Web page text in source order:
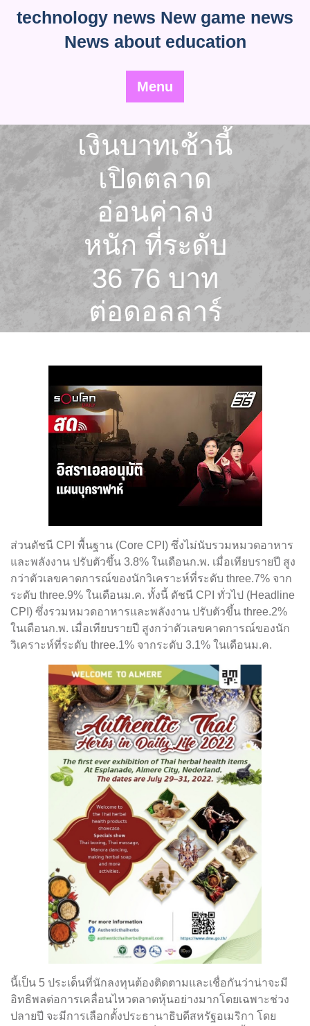
technology news New game news
News about education
Menu
เงินบาทเช้านี้
เปิดตลาด
อ่อนค่าลง
หนัก ที่ระดับ
36 76 บาท
ต่อดอลลาร์
ส่วนดัชนี CPI พื้นฐาน (Core CPI) ซึ่งไม่นับรวมหมวดอาหาร
และพลังงาน ปรับตัวขึ้น 3.8% ในเดือนก.พ. เมื่อเทียบรายปี สูง
กว่าตัวเลขคาดการณ์ของนักวิเคราะห์ที่ระดับ three.7% จาก
ระดับ three.9% ในเดือนม.ค. ทั้งนี้ ดัชนี CPI ทั่วไป (Headline
CPI) ซึ่งรวมหมวดอาหารและพลังงาน ปรับตัวขึ้น three.2%
ในเดือนก.พ. เมื่อเทียบรายปี สูงกว่าตัวเลขคาดการณ์ของนัก
วิเคราะห์ที่ระดับ three.1% จากระดับ 3.1% ในเดือนม.ค.
นี้เป็น 5 ประเด็นที่นักลงทุนต้องติดตามและเชื่อกันว่าน่าจะมี
อิทธิพลต่อการเคลื่อนไหวตลาดหุ้นอย่างมากโดยเฉพาะช่วง
ปลายปี จะมีการเลือกตั้งประธานาธิบดีสหรัฐอเมริกา โดย